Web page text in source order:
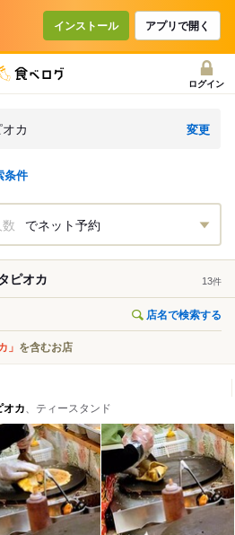
インストール アプリで開く
ログイン
カ 変更
条件
数 でネット予約
ピオカ 13件
店名で検索する
」 を含むお店
オカ、ティースタンド